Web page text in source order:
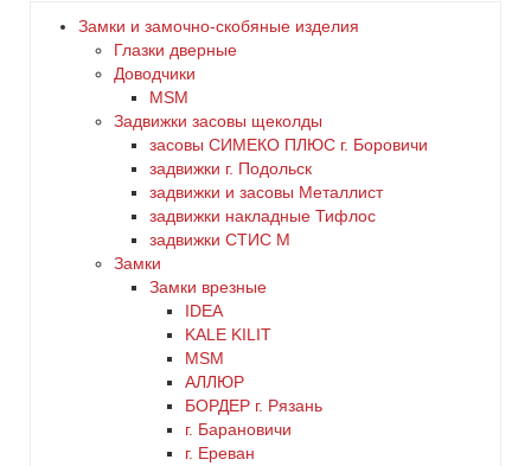
цилиндровый
зеленый
коричневый
Замки и замочно-скобяные изделия
Глазки дверные
Доводчики
MSM
Задвижки засовы щеколды
заcовы СИМЕКО ПЛЮС г. Боровичи
задвижки г. Подольск
задвижки и засовы Металлист
задвижки накладные Тифлос
задвижки СТИС М
Замки
Замки врезные
IDEA
KALE KILIT
MSM
АЛЛЮР
БОРДЕР г. Рязань
г. Барановичи
г. Ереван